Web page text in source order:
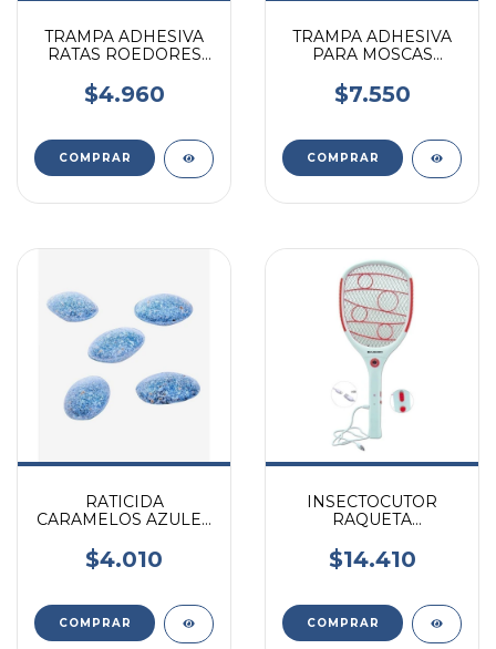
TRAMPA ADHESIVA
RATAS ROEDORES
PEGATRAP CHICA
$4.960
TRAMPA ADHESIVA
PARA MOSCAS
ROLLOS
$7.550
RATICIDA
CARAMELOS AZULES
BLISTER 35G
$4.010
INSECTOCUTOR
RAQUETA
MOSCA/MOSQUITOS
KUSHIRO
$14.410